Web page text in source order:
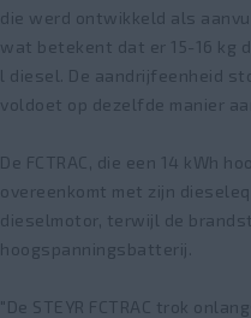
die werd ontwikkeld als
wat betekent dat er 15-16 kg
l diesel. De aandrijfeenheid
voldoet op dezelfde manier
De FCTRAC, die een 14 kWh
overeenkomt met zijn
dieselmotor, terwijl de
hoogspanningsbatterij.
"De STEYR FCTRAC trok